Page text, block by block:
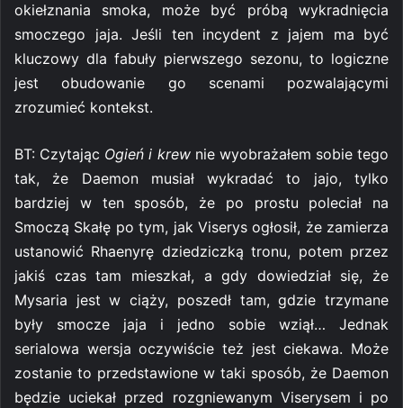
okiełznania smoka, może być próbą wykradnięcia
smoczego jaja. Jeśli ten incydent z jajem ma być
kluczowy dla fabuły pierwszego sezonu, to logiczne
jest obudowanie go scenami pozwalającymi
zrozumieć kontekst.
BT: Czytając Ogień i krew nie wyobrażałem sobie tego
tak, że Daemon musiał wykradać to jajo, tylko
bardziej w ten sposób, że po prostu poleciał na
Smoczą Skałę po tym, jak Viserys ogłosił, że zamierza
ustanowić Rhaenyrę dziedziczką tronu, potem przez
jakiś czas tam mieszkał, a gdy dowiedział się, że
Mysaria jest w ciąży, poszedł tam, gdzie trzymane
były smocze jaja i jedno sobie wziął… Jednak
serialowa wersja oczywiście też jest ciekawa. Może
zostanie to przedstawione w taki sposób, że Daemon
będzie uciekał przed rozgniewanym Viserysem i po